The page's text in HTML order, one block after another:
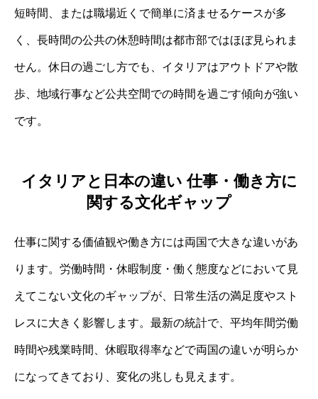
短時間、または職場近くで簡単に済ませるケースが多
く、長時間の公共の休憩時間は都市部ではほぼ見られま
せん。休日の過ごし方でも、イタリアはアウトドアや散
歩、地域行事など公共空間での時間を過ごす傾向が強い
です。
イタリアと日本の違い 仕事・働き方に
関する文化ギャップ
仕事に関する価値観や働き方には両国で大きな違いがあ
ります。労働時間・休暇制度・働く態度などにおいて見
えてこない文化のギャップが、日常生活の満足度やスト
レスに大きく影響します。最新の統計で、平均年間労働
時間や残業時間、休暇取得率などで両国の違いが明らか
になってきており、変化の兆しも見えます。